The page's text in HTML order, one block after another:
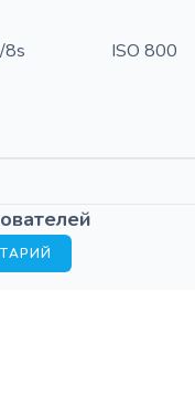
8s
ISO 800